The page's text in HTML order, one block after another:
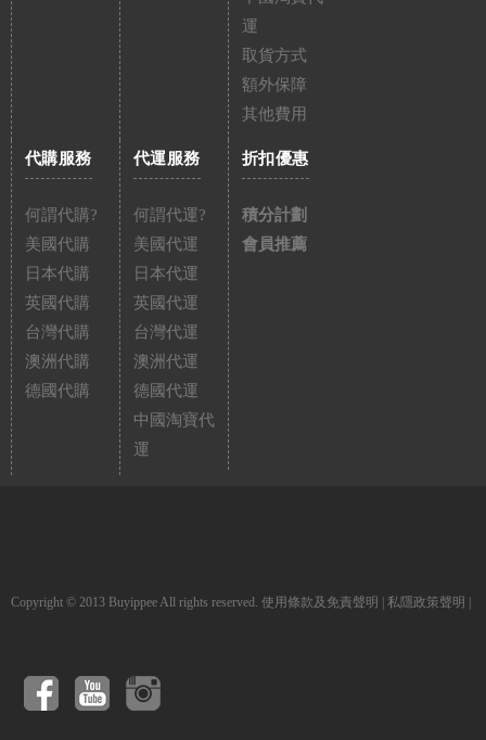
運
取貨方式
額外保障
其他費用
代購服務
何謂代購?
美國代購
日本代購
英國代購
台灣代購
澳洲代購
德國代購
代運服務
何謂代運?
美國代運
日本代運
英國代運
台灣代運
澳洲代運
德國代運
中國淘寶代
運
折扣優惠
積分計劃
會員推薦
Copyright © 2013 Buyippee All rights reserved. 使用條款及免責聲明 私隱政策聲明